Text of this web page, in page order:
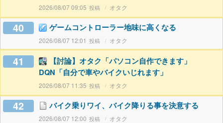
2026/08/07 09:05 オタク
40 ゲームコントローラー地味に高くなる
2026/08/07 12:01 オタク
41
【討論】オタク「パソコン自作できます」
DQN「自分で車やバイクいじれます」
2026/08/07 11:35 オタク
42 バイク乗りワイ、バイク降りる事を決意する
2026/08/07 12:00 オタク